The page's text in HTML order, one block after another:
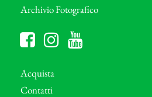
Archivio Fotografico
Acquista
Contatti